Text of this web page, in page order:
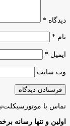
دیدگاه *
نام *
ایمیل *
وب‌ سایت
تماس با
اولین و تنها رسانه